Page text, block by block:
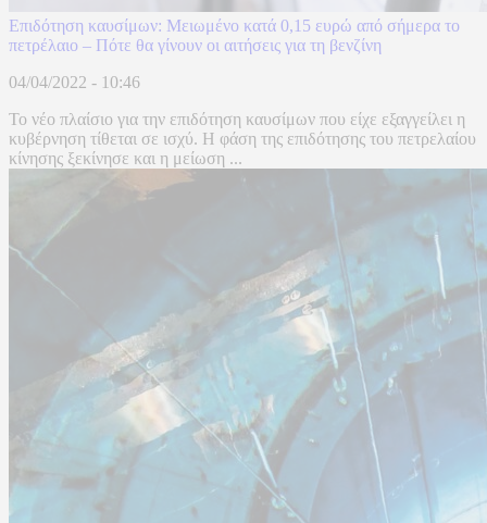
Επιδότηση καυσίμων: Μειωμένο κατά 0,15 ευρώ από σήμερα το
πετρέλαιο – Πότε θα γίνουν οι αιτήσεις για τη βενζίνη
04/04/2022 - 10:46
Το νέο πλαίσιο για την επιδότηση καυσίμων που είχε εξαγγείλει η
κυβέρνηση τίθεται σε ισχύ. Η φάση της επιδότησης του πετρελαίου
κίνησης ξεκίνησε και η μείωση ...